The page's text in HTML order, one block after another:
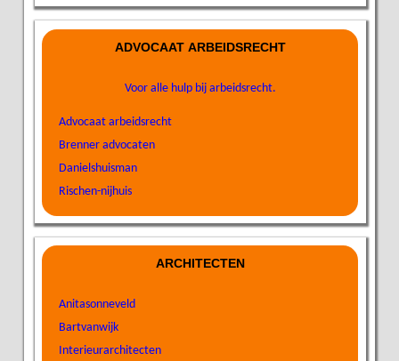
ADVOCAAT ARBEIDSRECHT
Voor alle hulp bij arbeidsrecht.
Advocaat arbeidsrecht
Brenner advocaten
Danielshuisman
Rischen-nijhuis
ARCHITECTEN
Anitasonneveld
Bartvanwijk
Interieurarchitecten